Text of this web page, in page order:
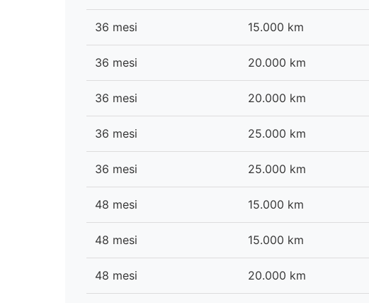
36 mesi 15.000 km
36 mesi 20.000 km
36 mesi 20.000 km
36 mesi 25.000 km
36 mesi 25.000 km
48 mesi 15.000 km
48 mesi 15.000 km
48 mesi 20.000 km